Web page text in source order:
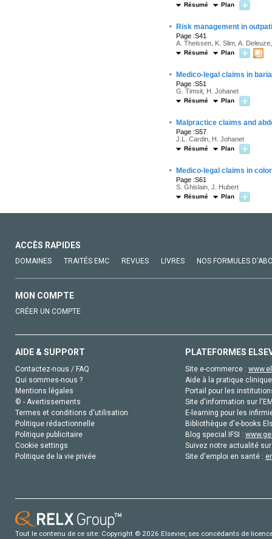
Résumé Plan
· Risk management in
Page :S41
A. Theissen, K. Slim, A.
Résumé Plan
· Medico-legal claims in
Page :S51
G. Timsit, H. Johanet
Résumé Plan
· Malpractice claims and
Page :S57
J.L. Cardin, H. Johanet
Résumé Plan
· Medico-legal claims in
Page :S61
S. Ghislain, J. Hubert
Résumé Plan
ACCÈS RAPIDES
DOMAINES TRAITÉS EMC REVUES LIVRES NOS FORMULES
MON COMPTE
CRÉER UN COMPTE
AIDE & SUPPORT
Contactez-nous / FAQ
Qui sommes-nous ?
Mentions légales
© - Avertissements
Termes et conditions d'utilisation
Politique rédactionnelle
Politique publicitaire
Cookie settings
Politique de la vie privée
PLATEFORMES
Site e-commerce :
Aide à la pratique
Portail pour les
Site d'information sur
E-learning pour les
Bibliothèque d'e-books
Blog special IFSI :
Suivez notre actualité
Site d'emploi en santé :
Tout le contenu de ce site: Copyright © 2026 Elsevier, ses concédants de